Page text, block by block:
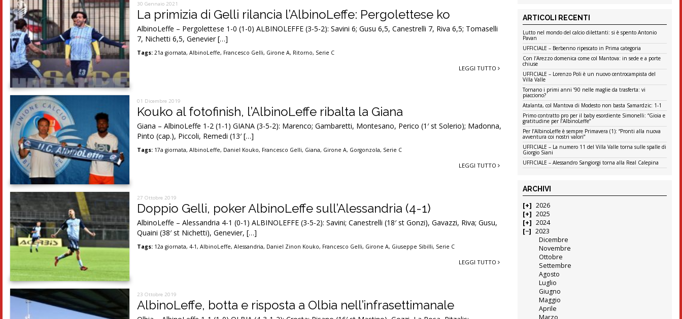
30 Gennaio 2021
La primizia di Gelli rilancia l’AlbinoLeffe: Pergolettese ko
AlbinoLeffe – Pergolettese 1-0 (1-0) ALBINOLEFFE (3-5-2): Savini 6; Gusu 6,5, Canestrelli 7, Riva 6,5; Tomaselli
7, Nichetti 6,5, Genevier […]
Tags: 21a giornata,AlbinoLeffe, Francesco Gelli, Girone A, Ritorno, Serie C
LEGGI TUTTO
01 Dicembre 2019
Kouko al fotofinish, l’AlbinoLeffe ribalta la Giana
Giana – AlbinoLeffe 1-2 (1-1) GIANA (3-5-2): Marenco; Gambaretti, Montesano, Perico (1′ st Solerio); Madonna,
Pinto (cap.), Piccoli, Remedi (13′ […]
Tags: 17a giornata,AlbinoLeffe, Daniel Kouko, Francesco Gelli, Giana, Girone A, Gorgonzola, Serie C
LEGGI TUTTO
27 Ottobre 2019
Doppio Gelli, poker AlbinoLeffe sull’Alessandria (4-1)
AlbinoLeffe – Alessandria 4-1 (0-1) ALBINOLEFFE (3-5-2): Savini; Canestrelli (18′ st Gonzi), Gavazzi, Riva; Gusu,
Quaini (38′ st Nichetti), Genevier, […]
Tags: 12a giornata,4-1,AlbinoLeffe,Alessandria, Daniel Zinon Kouko, Francesco Gelli, Girone A, Giuseppe Sibilli, Serie C
LEGGI TUTTO
23 Ottobre 2019
AlbinoLeffe, botta e risposta a Olbia nell’infrasettimanale
ARTICOLI RECENTI
Lutto nel mondo del calcio dilettanti: si è spento Antonio
Pavan
UFFICIALE – Berbenno ripescato in Prima categoria
Con l’Arezzo domenica come col Mantova: in sede e a porte
chiuse
UFFICIALE – Lorenzo Poli è un nuovo centrocampista del
Villa Valle
Tornano i primi anni ’90 nelle maglie da trasferta: vi
piacciono?
Atalanta, col Mantova di Modesto non basta Samardzic: 1-1
Primo contratto pro per il baby esordiente Simonelli: “Gioia e
gratitudine per l’AlbinoLeffe”
Per l’AlbinoLeffe è sempre Primavera (1): “Pronti alla nuova
avventura coi nostri valori”
UFFICIALE – La numero 11 del Villa Valle torna sulle spalle di
Giorgio Siani
UFFICIALE – Alessandro Sangiorgi torna alla Real Calepina
ARCHIVI
2026
2025
2024
2023
Dicembre
Novembre
Ottobre
Settembre
Agosto
Luglio
Giugno
Maggio
Aprile